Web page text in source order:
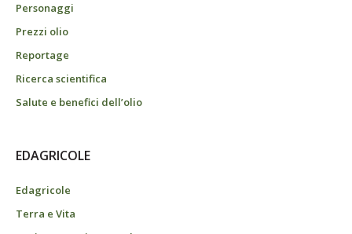
Personaggi
Prezzi olio
Reportage
Ricerca scientifica
Salute e benefici dell’olio
EDAGRICOLE
Edagricole
Terra e Vita